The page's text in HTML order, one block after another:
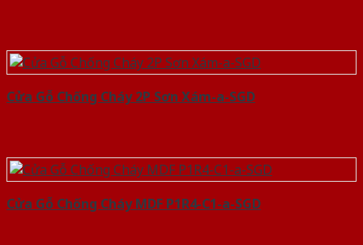
Cửa Gỗ Chống Cháy 2P Sơn Xám-a-SGD
Cửa Gỗ Chống Cháy MDF P1R4-C1-a-SGD